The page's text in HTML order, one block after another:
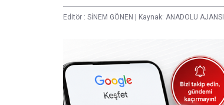
Editör : SİNEM GÖNEN | Kaynak: ANADOLU AJANSI